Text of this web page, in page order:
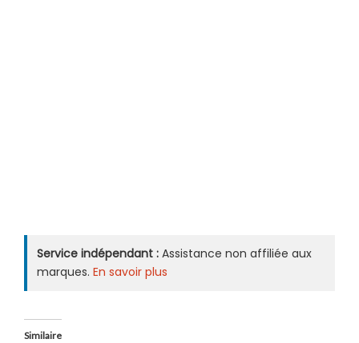
Service indépendant : Assistance non affiliée aux
marques. En savoir plus
Similaire